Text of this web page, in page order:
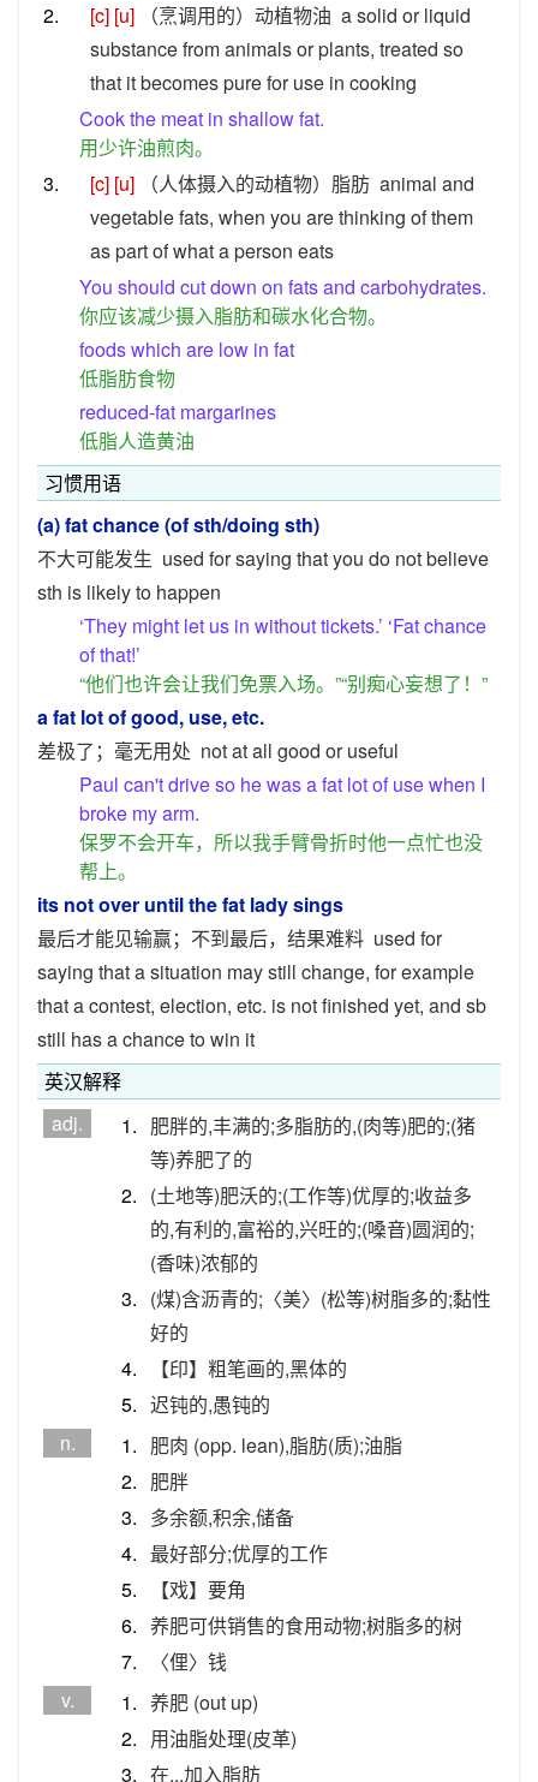
2.
[c] [u] （烹调用的）动植物油 a solid or liquid
substance from animals or plants, treated so
that it becomes pure for use in cooking
Cook the meat in shallow fat.
用少许油煎肉。
3.
[c] [u] （人体摄入的动植物）脂肪 animal and
vegetable fats, when you are thinking of them
as part of what a person eats
You should cut down on fats and carbohydrates.
你应该减少摄入脂肪和碳水化合物。
foods which are low in fat
低脂肪食物
reduced-fat margarines
低脂人造黄油
习惯用语
(a) fat chance (of sth/doing sth)
不大可能发生 used for saying that you do not believe
sth is likely to happen
‘They might let us in without tickets.’ ‘Fat chance
of that!’
“他们也许会让我们免票入场。”“别痴心妄想了！”
a fat lot of good, use, etc.
差极了；毫无用处 not at all good or useful
Paul can't drive so he was a fat lot of use when I
broke my arm.
保罗不会开车，所以我手臂骨折时他一点忙也没
帮上。
its not over until the fat lady sings
最后才能见输赢；不到最后，结果难料 used for
saying that a situation may still change, for example
that a contest, election, etc. is not finished yet, and sb
still has a chance to win it
英汉解释
adj.
1. 肥胖的,丰满的;多脂肪的,(肉等)肥的;(猪
等)养肥了的
2. (土地等)肥沃的;(工作等)优厚的;收益多
的,有利的,富裕的,兴旺的;(嗓音)圆润的;
(香味)浓郁的
3. (煤)含沥青的;〈美〉(松等)树脂多的;黏性
好的
4.
【印】粗笔画的,黑体的
5. 迟钝的,愚钝的
n.
1. 肥肉 (opp. lean),脂肪(质);油脂
2. 肥胖
3. 多余额,积余,储备
4. 最好部分;优厚的工作
5.
【戏】要角
6. 养肥可供销售的食用动物;树脂多的树
7.
〈俚〉钱
v.
1. 养肥 (out up)
2. 用油脂处理(皮革)
3. 在...加入脂肪